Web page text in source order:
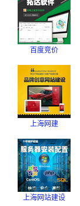
百度竞价
上海网建
上海网站建设